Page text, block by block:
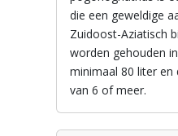
die een geweldige
Zuidoost-Aziatisch
worden gehouden
minimaal 80 liter en
van 6 of meer.